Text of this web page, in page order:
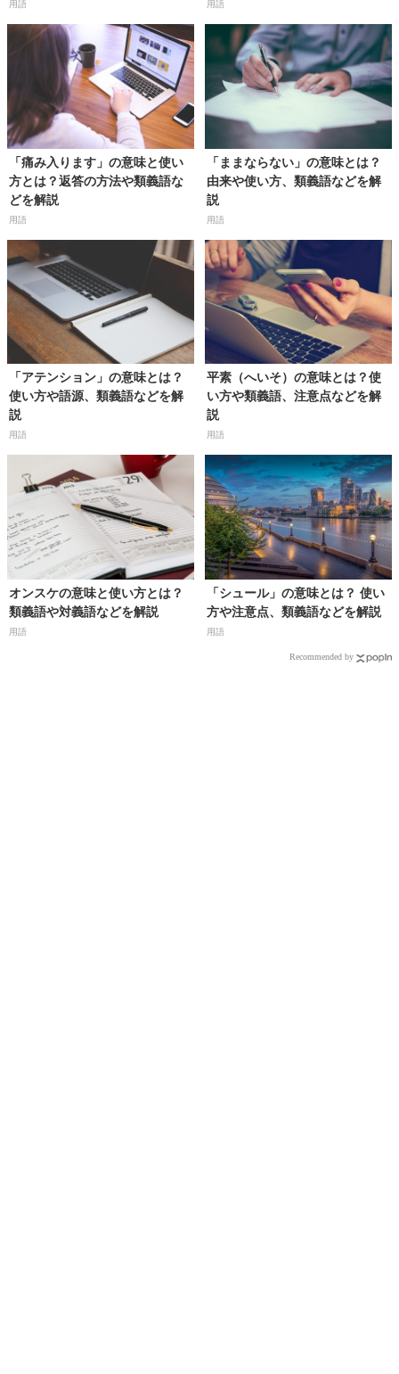
用語 用語
「痛み入ります」の意味と使い
方とは？返答の方法や類義語な
どを解説
用語
「ままならない」の意味とは？
由来や使い方、類義語などを解
説
用語
「アテンション」の意味とは？
使い方や語源、類義語などを解
説
用語
平素（へいそ）の意味とは？使
い方や類義語、注意点などを解
説
用語
オンスケの意味と使い方とは？
類義語や対義語などを解説
用語
「シュール」の意味とは？ 使い
方や注意点、類義語などを解説
用語
Recommended by